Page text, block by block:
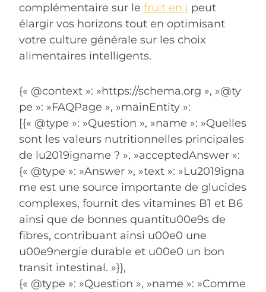
complémentaire sur le fruit en i peut
élargir vos horizons tout en optimisant
votre culture générale sur les choix
alimentaires intelligents.
{« @context »: »https://schema.org », »@ty
pe »: »FAQPage », »mainEntity »:
[{« @type »: »Question », »name »: »Quelles
sont les valeurs nutritionnelles principales
de lu2019igname ? », »acceptedAnswer »:
{« @type »: »Answer », »text »: »Lu2019igna
me est une source importante de glucides
complexes, fournit des vitamines B1 et B6
ainsi que de bonnes quantitu00e9s de
fibres, contribuant ainsi u00e0 une
u00e9nergie durable et u00e0 un bon
transit intestinal. »}},
{« @type »: »Question », »name »: »Comme